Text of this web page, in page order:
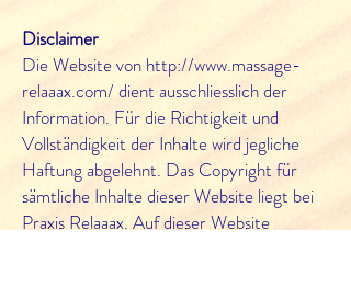
Disclaimer
Die Website von http://www.massage-
relaaax.com/ dient ausschliesslich der
Information. Für die Richtigkeit und
Vollständigkeit der Inhalte wird jegliche
Haftung abgelehnt. Das Copyright für
sämtliche Inhalte dieser Website liegt bei
Praxis Relaaax. Auf dieser Website